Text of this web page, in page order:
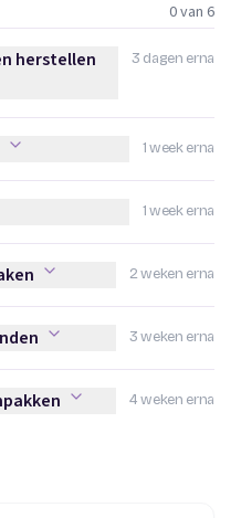
0 van 6
3 dagen erna
afvinken
herstellen
1 week erna
1 week erna
2 weken erna
3 weken erna
4 weken erna
afvinken